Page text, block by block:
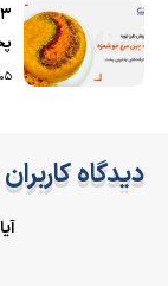
دیدگاه کاربران